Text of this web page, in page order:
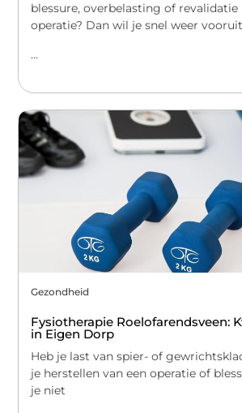
blessure, overbelasting of revalidatie
operatie? Dan wil je snel weer
...
Gezondheid
Fysiotherapie Roelofarendsveen:
in Eigen Dorp
Heb je last van spier- of
je herstellen van een operatie of
je niet